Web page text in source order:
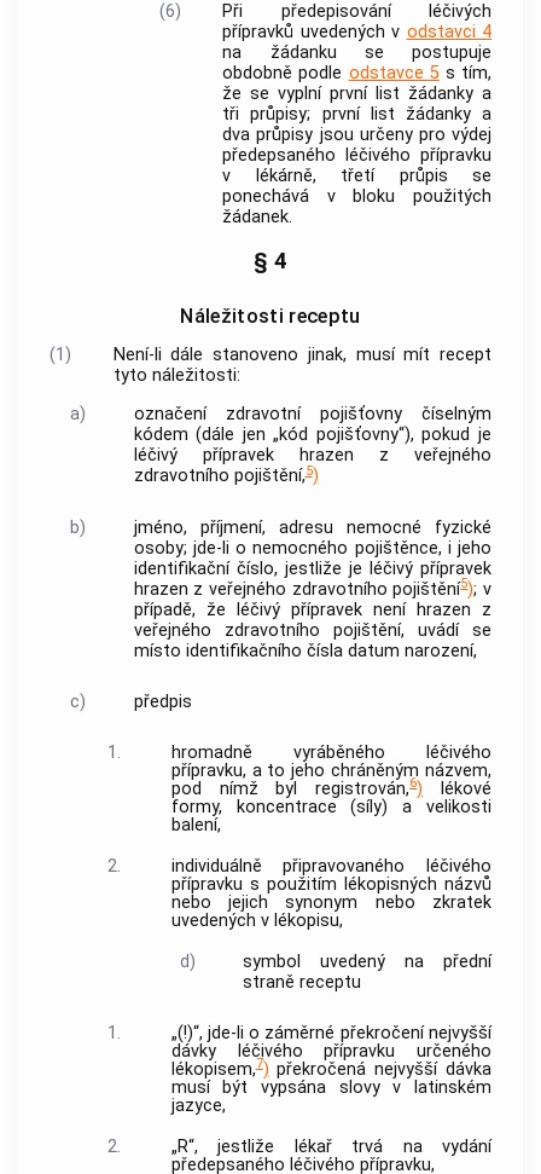
(6) Při předepisování
léčivých
přípravků uvedených v odstavci 4
na žádanku se postupuje
obdobně podle odstavce 5s tím,
že se vyplní první list žádanky a
tři průpisy; první list žádanky a
dva průpisy jsou určeny pro výdej
předepsaného
léčivého přípravku
v lékárně, třetí průpis se
ponechává v bloku použitých
žádanek.
§ 4
Náležitosti receptu
(1)
Není-li dále stanoveno jinak, musí mít recept
tyto náležitosti:
a)
označení zdravotní pojišťovny číselným
kódem (dále jen „kód pojišťovny“), pokud je
léčivý přípravekhrazen z veřejného
zdravotního pojištění,5)
b)
jméno, příjmení, adresu nemocné fyzické
osoby; jde-li o nemocného pojištěnce, i jeho
identifikační číslo, jestliže je léčivý přípravek
hrazen z veřejného zdravotního pojištění5); v
případě, že
léčivý přípraveknení hrazen z
veřejného zdravotního pojištění, uvádí se
místo identifikačního čísla datum narození,
c) předpis
1.
hromadně vyráběného léčivého
přípravku, a to jeho chráněným názvem,
pod nímž byl registrován,6) lékové
formy, koncentrace (síly) a velikosti
balení,
2.
individuálně připravovaného
léčivého
přípravku s použitím lékopisných názvů
nebo jejich synonym nebo zkratek
uvedených v lékopisu,
d)
symbol uvedený na přední
straně receptu
1.
„(!)“, jde-li o záměrné překročení nejvyšší
dávky
léčivého přípravku určeného
lékopisem,7) překročená nejvyšší dávka
musí být vypsána slovy v latinském
jazyce,
2.
„R“, jestliže lékař trvá na vydání
předepsaného léčivého přípravku,